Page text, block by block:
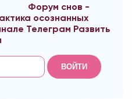
Форум снов -
осознанных
Телеграм Развить